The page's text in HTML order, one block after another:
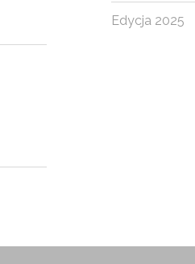
Edycja 2025